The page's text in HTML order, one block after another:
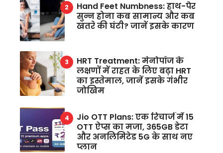
Hand Feet Numbness: हाथ-पैर
सुन्न होना कब सामान्य और कब
खतरे की घंटी? जानें इसके कारण
HRT Treatment: मेनोपॉज के
लक्षणों में राहत के लिए बढ़ा HRT
का इस्तेमाल, जानें इसके गंभीर
जोखिम
Jio OTT Plans: एक रिचार्ज में 15
OTT ऐप्स का मजा, 365GB डेटा
और अनलिमिटेड 5G के साथ नए
प्लान